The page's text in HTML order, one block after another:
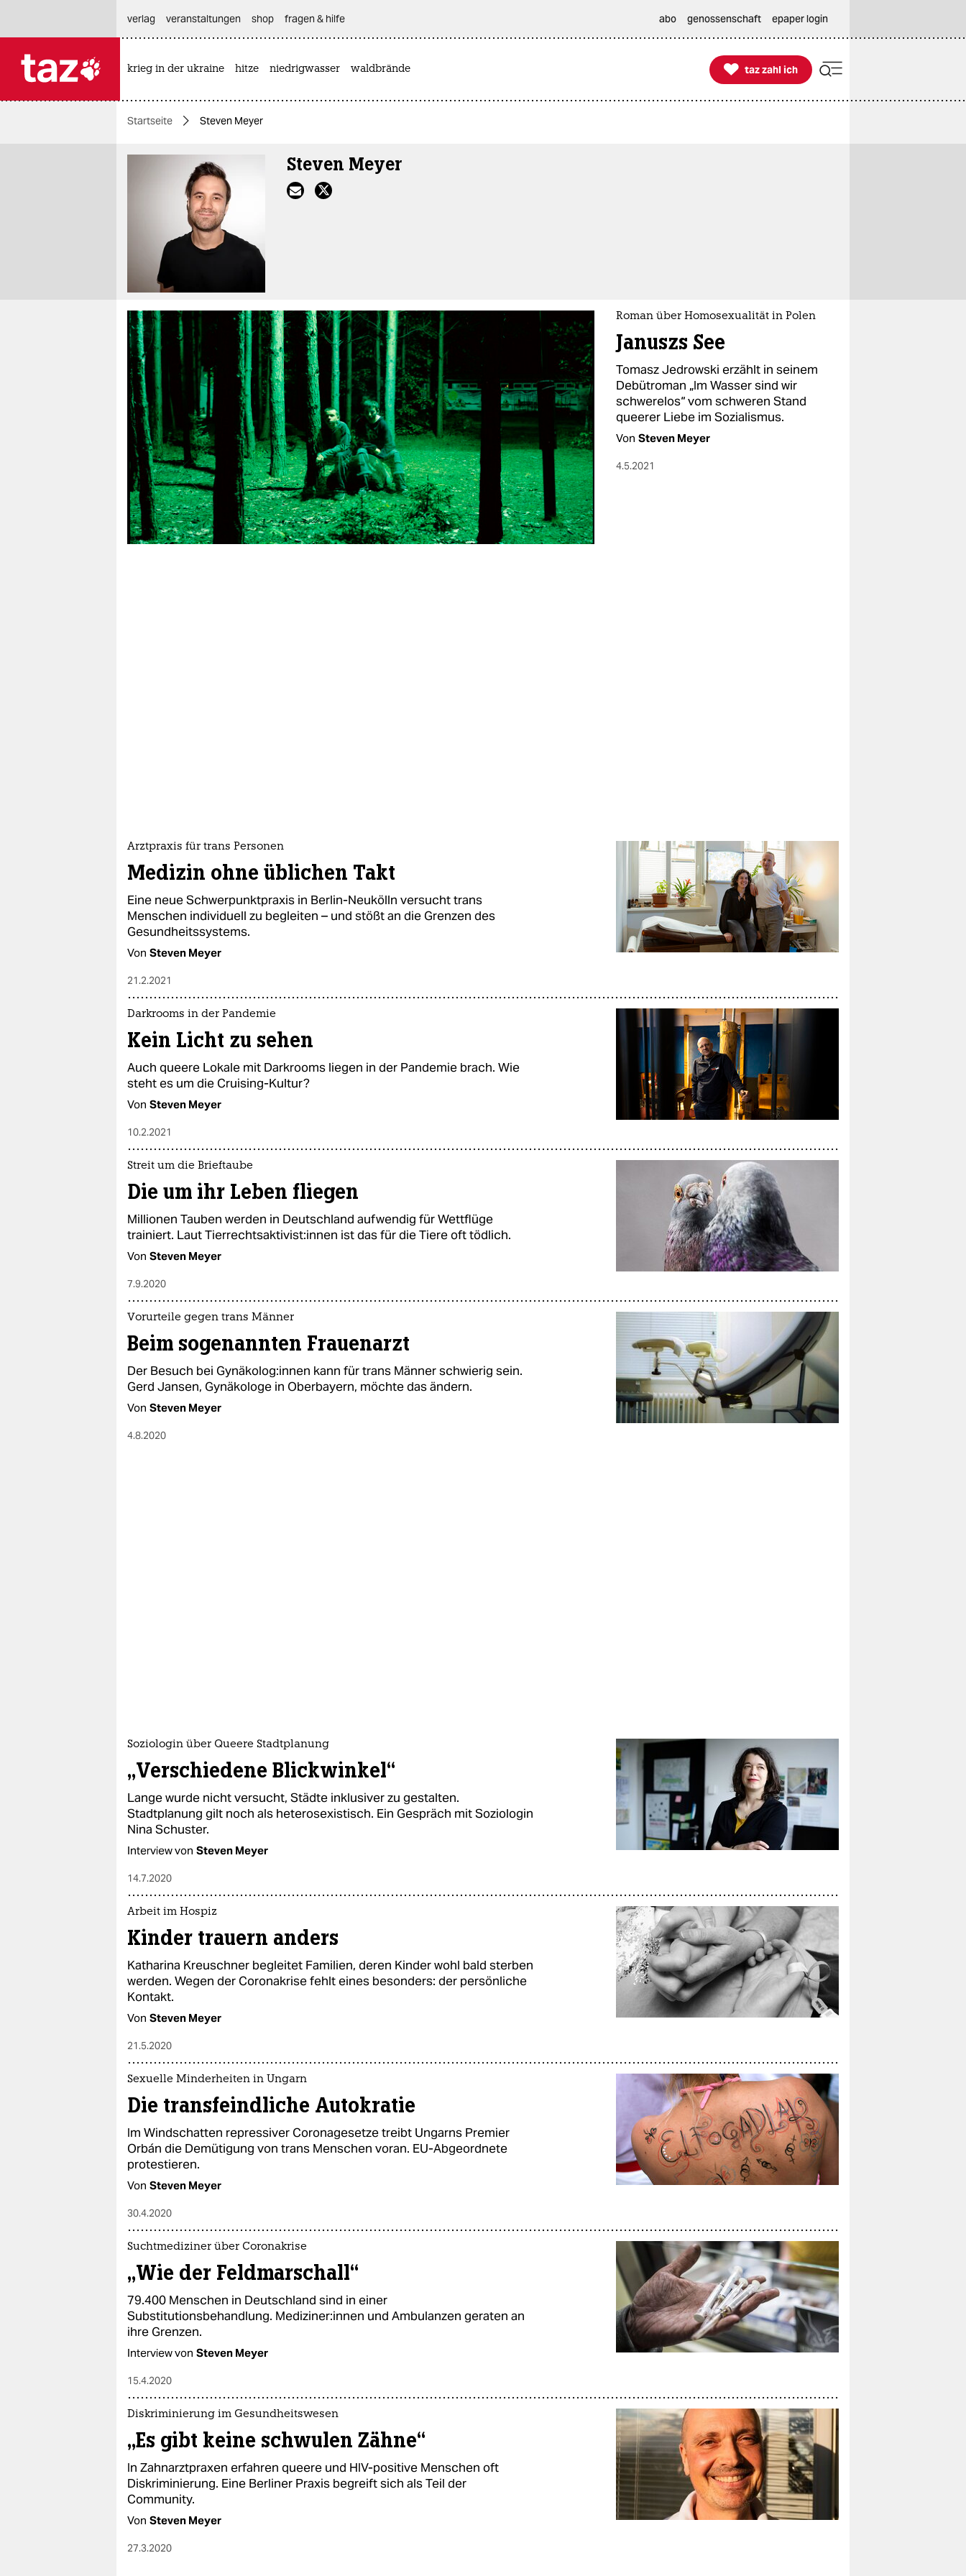
themen
gesellschaft
kultur
sport
berlin
nord
wahrheit
verlag
verlag
veranstaltungen
shop
fragen & hilfe
verlag
veranstaltungen shop fragen & hilfe abo genossenschaft epaper login
krieg in der ukraine hitze niedrigwasser waldbrände 
taz zahl ich
taz zahl ich
Startseite Steven Meyer
Steven Meyer
Roman über Homosexualität in Polen
Januszs See
Tomasz Jedrowski erzählt in seinem
Debütroman „Im Wasser sind wir
schwerelos“ vom schweren Stand
queerer Liebe im Sozialismus.
Von Steven Meyer
4.5.2021
Arztpraxis für trans Personen
Medizin ohne üblichen Takt
Eine neue Schwerpunktpraxis in Berlin-Neukölln versucht trans
Menschen individuell zu begleiten – und stößt an die Grenzen des
Gesundheitssystems.
Von Steven Meyer
21.2.2021
Darkrooms in der Pandemie
Kein Licht zu sehen
Auch queere Lokale mit Darkrooms liegen in der Pandemie brach. Wie
steht es um die Cruising-Kultur?
Von Steven Meyer
10.2.2021
Streit um die Brieftaube
Die um ihr Leben fliegen
Millionen Tauben werden in Deutschland aufwendig für Wettflüge
trainiert. Laut Tierrechtsaktivist:innen ist das für die Tiere oft tödlich.
Von Steven Meyer
7.9.2020
Vorurteile gegen trans Männer
Beim sogenannten Frauenarzt
Der Besuch bei Gynäkolog:innen kann für trans Männer schwierig sein.
Gerd Jansen, Gynäkologe in Oberbayern, möchte das ändern.
Von Steven Meyer
4.8.2020
Soziologin über Queere Stadtplanung
„Verschiedene Blickwinkel“
Lange wurde nicht versucht, Städte inklusiver zu gestalten.
Stadtplanung gilt noch als heterosexistisch. Ein Gespräch mit Soziologin
Nina Schuster.
Interview von Steven Meyer
14.7.2020
Arbeit im Hospiz
Kinder trauern anders
Katharina Kreuschner begleitet Familien, deren Kinder wohl bald sterben
werden. Wegen der Coronakrise fehlt eines besonders: der persönliche
Kontakt.
Von Steven Meyer
21.5.2020
Sexuelle Minderheiten in Ungarn
Die transfeindliche Autokratie
Im Windschatten repressiver Coronagesetze treibt Ungarns Premier
Orbán die Demütigung von trans Menschen voran. EU-Abgeordnete
protestieren.
Von Steven Meyer
30.4.2020
Suchtmediziner über Coronakrise
„Wie der Feldmarschall“
79.400 Menschen in Deutschland sind in einer
Substitutionsbehandlung. Mediziner:innen und Ambulanzen geraten an
ihre Grenzen.
Interview von Steven Meyer
15.4.2020
Diskriminierung im Gesundheitswesen
„Es gibt keine schwulen Zähne“
In Zahnarztpraxen erfahren queere und HIV-positive Menschen oft
Diskriminierung. Eine Berliner Praxis begreift sich als Teil der
Community.
Von Steven Meyer
27.3.2020